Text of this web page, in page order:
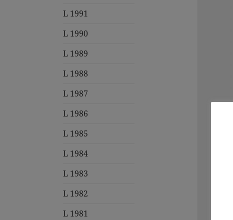
L 1991
L 1990
L 1989
L 1988
L 1987
L 1986
L 1985
L 1984
L 1983
L 1982
L 1981